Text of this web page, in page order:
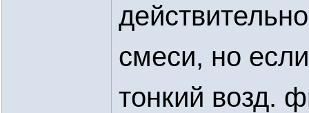
смеси, но
тонкий возд.